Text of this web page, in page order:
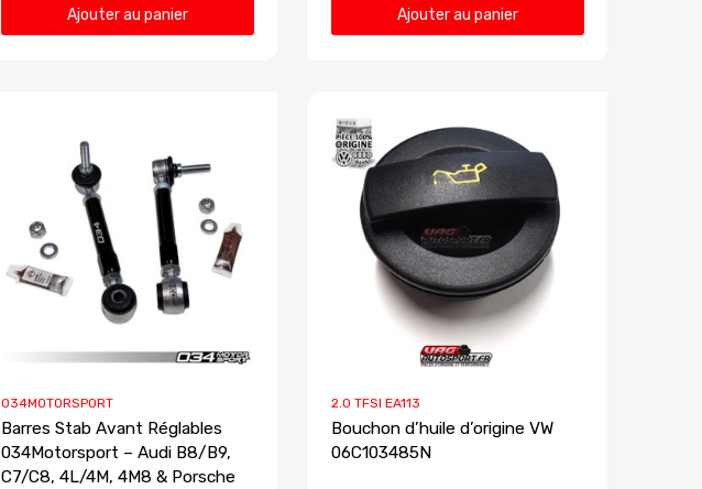
Ajouter au panier Ajouter au panier
034MOTORSPORT
Barres Stab Avant Réglables
034Motorsport – Audi B8/B9,
C7/C8, 4L/4M, 4M8 & Porsche
2.0 TFSI EA113
Bouchon d’huile d’origine VW
06C103485N